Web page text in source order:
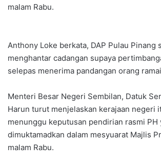
malam Rabu.
Anthony Loke berkata, DAP Pulau Pinang
menghantar cadangan supaya
selepas menerima pandangan orang
Menteri Besar Negeri Sembilan, Datuk
Harun turut menjelaskan kerajaan negeri
menunggu keputusan pendirian rasmi PH
dimuktamadkan dalam mesyuarat Majlis
malam Rabu.